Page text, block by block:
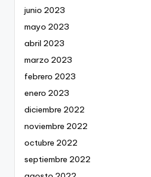
junio 2023
mayo 2023
abril 2023
marzo 2023
febrero 2023
enero 2023
diciembre 2022
noviembre 2022
octubre 2022
septiembre 2022